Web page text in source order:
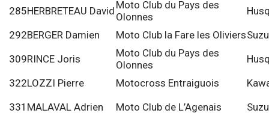
285HERBRETEAU David Moto Club du Pays des
Olonnes
292BERGER Damien Moto Club la Fare les Oliviers
309RINCE Joris
Moto Club du Pays des
Olonnes
322LOZZI Pierre Motocross Entraiguois
331 MALAVAL Adrien Moto Club de L’Agenais